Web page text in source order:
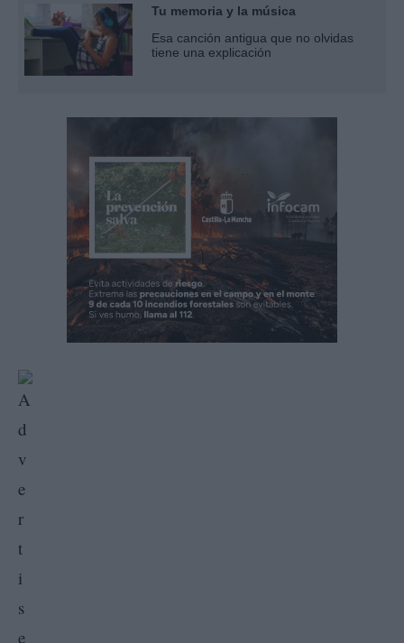
Tu memoria y la música
Esa canción antigua que no olvidas
tiene una explicación